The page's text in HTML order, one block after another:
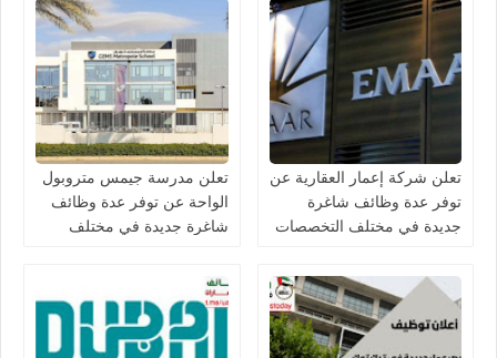
تعلن شركة إعمار العقارية عن
توفر عدة وظائف شاغرة
جديدة في مختلف التخصصات
تعلن مدرسة جيمس متروبول
الواحة عن توفر عدة وظائف
شاغرة جديدة في مختلف
برواتب تصل 10,000 درهم